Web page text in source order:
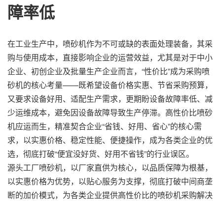
障率低
在工业生产中，喷砂机作为不可或缺的表面处理装备，其采
购与使用成本，直接影响企业的运营效益，尤其是对于中小
企业、初创企业及批量生产企业而言，“性价比”成为采购喷
砂机的核心考量——既希望设备价格实惠、节省采购预算，
又要求设备好用、适配生产需求，更期盼设备故障率低、减
少运维成本，避免因设备故障导致生产停滞。高性价比喷砂
机应运而生，精准契合企业“省钱、好用、省心”的核心需
求，以实惠价格、稳定性能、便捷操作，成为各类企业的优
选，彻底打破“便宜没好货、好用不省钱”的行业误区。
源头工厂喷砂机，以厂家直供为核心，以品质保障为根基，
以实惠价格为优势，以贴心服务为支撑，彻底打破中间商垄
断的加价模式，为各类企业提供高性价比的喷砂机采购解决